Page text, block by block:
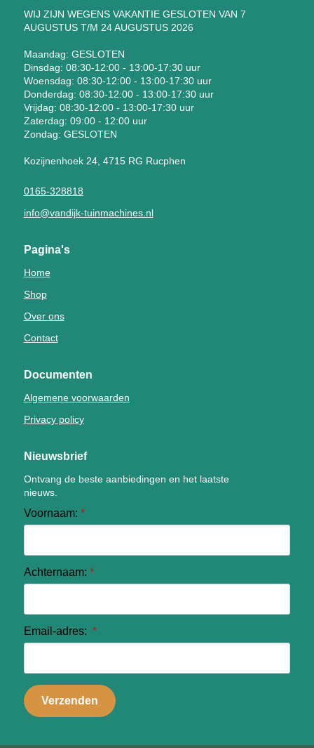
WIJ ZIJN WEGENS VAKANTIE GESLOTEN VAN 7
AUGUSTUS T/M 24 AUGUSTUS 2026
Maandag: GESLOTEN
Dinsdag: 08:30-12:00 - 13:00-17:30 uur
Woensdag: 08:30-12:00 - 13:00-17:30 uur
Donderdag: 08:30-12:00 - 13:00-17:30 uur
Vrijdag: 08:30-12:00 - 13:00-17:30 uur
Zaterdag: 09:00 - 12:00 uur
Zondag: GESLOTEN
Kozijnenhoek 24, 4715 RG Rucphen
0165-328818
info@vandijk-tuinmachines.nl
Pagina's
Home
Shop
Over ons
Contact
Documenten
Algemene voorwaarden
Privacy policy
Nieuwsbrief
Ontvang de beste aanbiedingen en het laatste
nieuws.
Voornaam: *
Achternaam: *
Email-adres: *
Verzenden